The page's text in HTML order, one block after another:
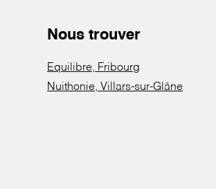
Nous trouver
Equilibre, Fribourg
Nuithonie, Villars-sur-Glâne